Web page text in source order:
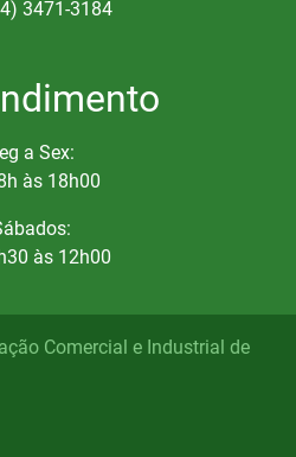
3471-3184
a Sex:
às 18h00
às 12h00
Comercial e Industrial de